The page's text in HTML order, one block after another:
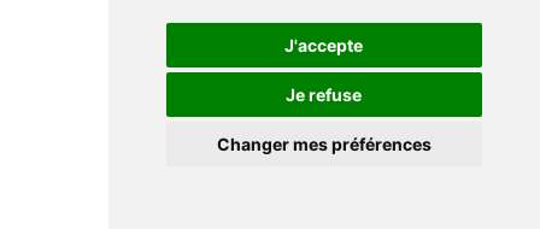
J'accepte
Je refuse
Changer mes préférences